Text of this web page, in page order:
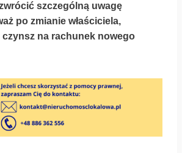
szczególną uwagę
po zmianie właściciela,
czynsz na rachunek nowego